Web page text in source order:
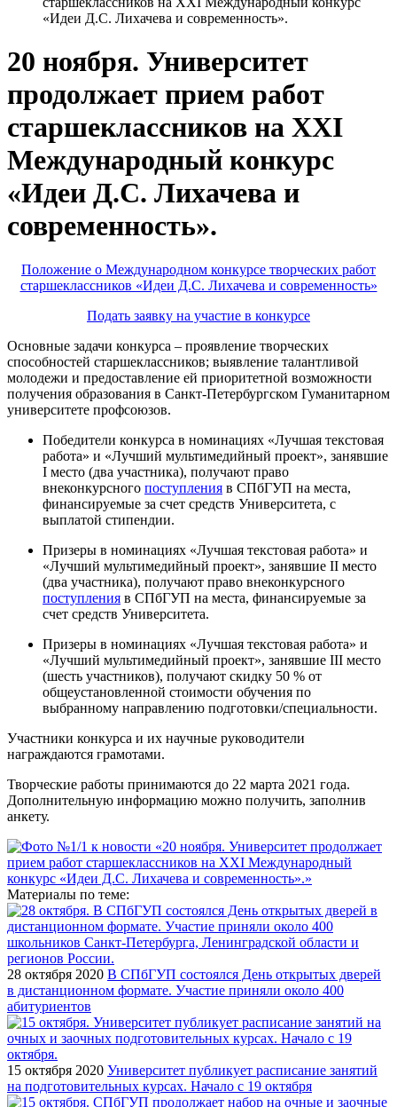
«Идеи Д.С. Лихачева и современность».
20 ноября. Университет
продолжает прием работ
старшеклассников на XXI
Международный конкурс
«Идеи Д.С. Лихачева и
современность».
Положение о Международном конкурсе творческих работ
старшеклассников «Идеи Д.С. Лихачева и современность»
Подать заявку на участие в конкурсе
Основные задачи конкурса – проявление творческих
способностей старшеклассников; выявление талантливой
молодежи и предоставление ей приоритетной возможности
получения образования в Санкт-Петербургском Гуманитарном
университете профсоюзов.
Победители конкурса в номинациях «Лучшая текстовая
работа» и «Лучший мультимедийный проект», занявшие
I место (два участника), получают право
внеконкурсного поступления в СПбГУП на места,
финансируемые за счет средств Университета, с
выплатой стипендии.
Призеры в номинациях «Лучшая текстовая работа» и
«Лучший мультимедийный проект», занявшие II место
(два участника), получают право внеконкурсного
поступления в СПбГУП на места, финансируемые за
счет средств Университета.
Призеры в номинациях «Лучшая текстовая работа» и
«Лучший мультимедийный проект», занявшие III место
(шесть участников), получают скидку 50 % от
общеустановленной стоимости обучения по
выбранному направлению подготовки/специальности.
Участники конкурса и их научные руководители
награждаются грамотами.
Творческие работы принимаются до 22 марта 2021 года.
Дополнительную информацию можно получить, заполнив
анкету.
Материалы по теме:
28 октября 2020 В СПбГУП состоялся День открытых дверей
в дистанционном формате. Участие приняли около 400
абитуриентов
15 октября 2020 Университет публикует расписание занятий
на подготовительных курсах. Начало с 19 октября